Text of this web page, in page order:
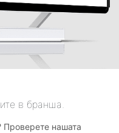
в бранша.
Проверете нашата